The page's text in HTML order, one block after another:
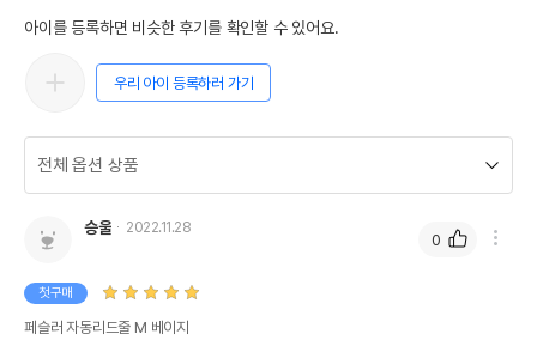
아이를 등록하면 비슷한 후기를 확인할 수 있어요.
우리 아이 등록하러 가기
승울 2022.11.28
첫구매
페슬러 자동리드줄 M 베이지
0